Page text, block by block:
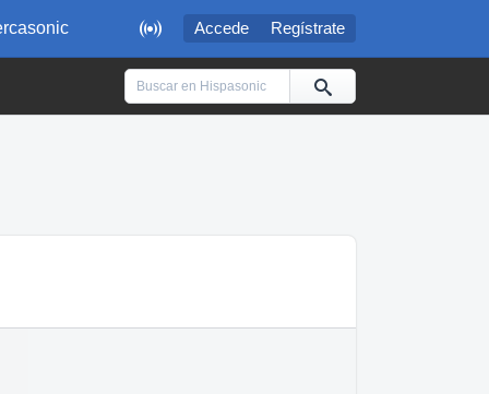
 Accede Regístrate